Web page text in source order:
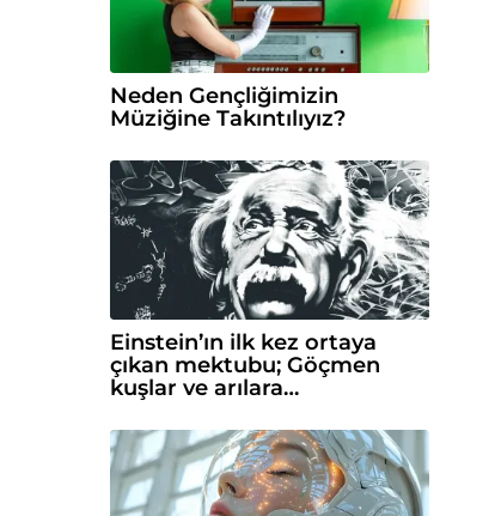
Neden Gençliğimizin
Müziğine Takıntılıyız?
Einstein’ın ilk kez ortaya
çıkan mektubu; Göçmen
kuşlar ve arılara…